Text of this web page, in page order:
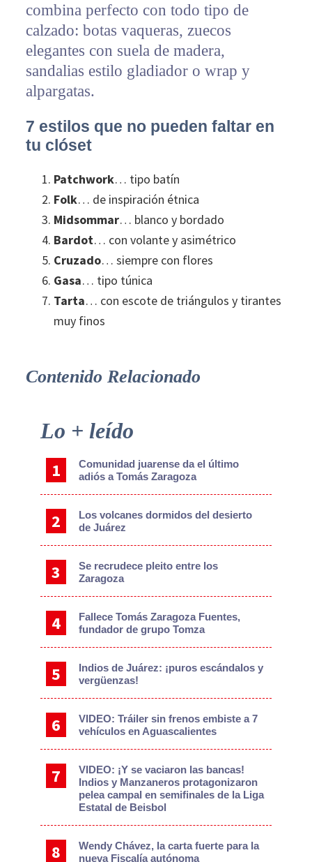
combina perfecto con todo tipo de
calzado: botas vaqueras, zuecos
elegantes con suela de madera,
sandalias estilo gladiador o wrap y
alpargatas.
7 estilos que no pueden faltar en
tu clóset
Patchwork… tipo batín
Folk… de inspiración étnica
Midsommar… blanco y bordado
Bardot… con volante y asimétrico
Cruzado… siempre con flores
Gasa… tipo túnica
Tarta… con escote de triángulos y tirantes
muy finos
Contenido Relacionado
Primary
Sidebar
Lo + leído
Comunidad juarense da el último
adiós a Tomás Zaragoza
Los volcanes dormidos del desierto
de Juárez
Se recrudece pleito entre los
Zaragoza
Fallece Tomás Zaragoza Fuentes,
fundador de grupo Tomza
Indios de Juárez: ¡puros escándalos y
vergüenzas!
VIDEO: Tráiler sin frenos embiste a 7
vehículos en Aguascalientes
VIDEO: ¡Y se vaciaron las bancas!
Indios y Manzaneros protagonizaron
pelea campal en semifinales de la Liga
Estatal de Beisbol
Wendy Chávez, la carta fuerte para la
nueva Fiscalía autónoma